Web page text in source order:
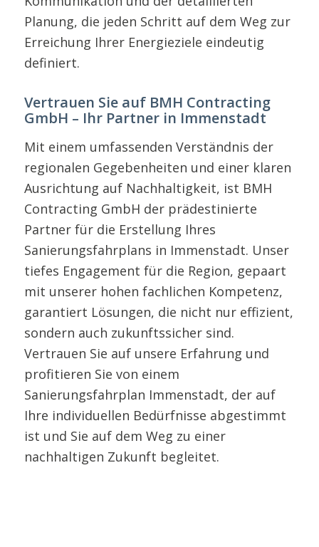
Planung, die jeden Schritt auf dem Weg zur
Erreichung Ihrer Energieziele eindeutig
definiert.
Vertrauen Sie auf BMH Contracting
GmbH – Ihr Partner in Immenstadt
Mit einem umfassenden Verständnis der
regionalen Gegebenheiten und einer klaren
Ausrichtung auf Nachhaltigkeit, ist BMH
Contracting GmbH der prädestinierte
Partner für die Erstellung Ihres
Sanierungsfahrplans in Immenstadt. Unser
tiefes Engagement für die Region, gepaart
mit unserer hohen fachlichen Kompetenz,
garantiert Lösungen, die nicht nur effizient,
sondern auch zukunftssicher sind.
Vertrauen Sie auf unsere Erfahrung und
profitieren Sie von einem
Sanierungsfahrplan Immenstadt, der auf
Ihre individuellen Bedürfnisse abgestimmt
ist und Sie auf dem Weg zu einer
nachhaltigen Zukunft begleitet.